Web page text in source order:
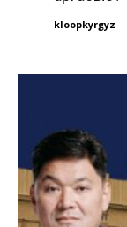
kloopkyrgyz -